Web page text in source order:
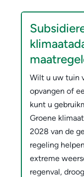
Wilt u uw tuin
opvangen of
kunt u
Groene
2028 van de
regeling
extreme
regenval,